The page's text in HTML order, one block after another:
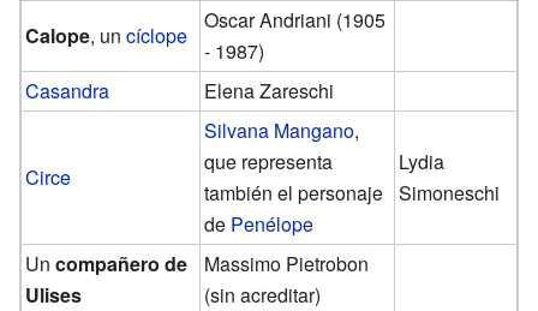
Calope, uncíclope
Oscar Andriani (1905
- 1987)
Casandra
Elena Zareschi
Circe
Silvana Mangano,
que representa
también el personaje
de Penélope
Lydia
Simoneschi
Uncompañero de
Ulises
Massimo Pietrobon
(sin acreditar)